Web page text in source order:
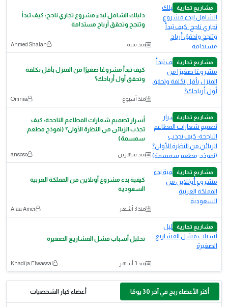
مشاريع تجارية
دليلك الشامل لبدء مشروع تجاري ناجح: كيف تبدأ
وتنجح وتحقق أرباح مستدامة
منذ سنة Ahmed Shalan
مشاريع تجارية
كيف تبدأ مشروعًا صغيرًا من المنزل بأقل تكلفة
وتحقق أول أرباحك؟
منذ أسبوع Omnia
مشاريع تجارية
أسرار تصميم شعارات المطاعم الناجحة: كيف
تجذب الزبائن من النظرة الأولى؟ (نموذج مطعم
سمسمة)
منذ شهرين ansoso
مشاريع تجارية
كيفية بدء مشروع أونلاين من المملكة العربية
السعودية
منذ 3 أشهر Alaa Amer
مشاريع تجارية
تحليل أسباب فشل المشاريع الصغيرة
منذ 3 أشهر Khadija Elwassal
أكثر الأعضاء ربح في آخر 30 يومًا أعضاء كبار الشخصيات